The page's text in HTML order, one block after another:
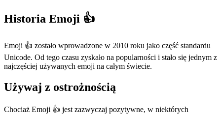
Historia Emoji 👍
Emoji 👍 zostało wprowadzone w 2010 roku jako część standardu
Unicode. Od tego czasu zyskało na popularności i stało się jednym z
najczęściej używanych emoji na całym świecie.
Używaj z ostrożnością
Chociaż Emoji 👍 jest zazwyczaj pozytywne, w niektórych